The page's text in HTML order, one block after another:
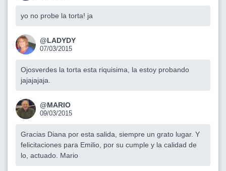
yo no probe la torta! ja
@LADYDY
07/03/2015
Ojosverdes la torta esta riquisima, la estoy probando
jajajajaja.
@MARIO
09/03/2015
Gracias Diana por esta salida, siempre un grato lugar. Y
felicitaciones para Emilio, por su cumple y la calidad de
lo, actuado. Mario